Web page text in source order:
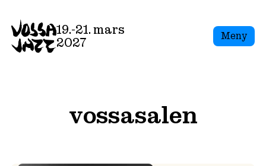
to
content
19.-21. mars
2027
Meny
vossasalen